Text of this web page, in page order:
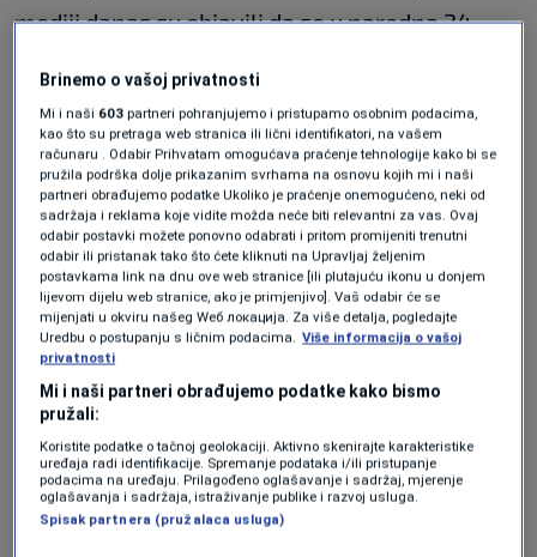
mediji danas su objavili da se u naredna 24
pregovorima za uspostavu primirja u Gazi.
Tenzije na Bliskom istoku izbile su tokom
ramazana nakon što su izraelske snage izvele
napade na vjernike u Al-Aksi. Dodatnu
eskalaciju tenzija izazvala je i odluka izraelskih
vlasti o deložacijama palestinskih porodica iz
kvarta Sheikh Jarrah.
Palestinsko Ministarstvo zdravstva u Gazi
saopćilo je da je u izraelskim napadima od 10.
maja do sada život izgubilo najmanje 230
Brinemo o vašoj privatnosti
Mi i naši 603 partneri pohranjujemo i pristupamo osobnim podacima,
kao što su pretraga web stranica ili lični identifikatori, na vašem
računaru . Odabir Prihvatam omogućava praćenje tehnologije kako bi se
pružila podrška dolje prikazanim svrhama na osnovu kojih mi i naši
partneri obrađujemo podatke Ukoliko je praćenje onemogućeno, neki od
sadržaja i reklama koje vidite možda neće biti relevantni za vas. Ovaj
odabir postavki možete ponovno odabrati i pritom promijeniti trenutni
odabir ili pristanak tako što ćete kliknuti na Upravljaj željenim
postavkama link na dnu ove web stranice [ili plutajuću ikonu u donjem
lijevom dijelu web stranice, ako je primjenjivo]. Vaš odabir će se
mijenjati u okviru našeg Wеб локација. Za više detalja, pogledajte
Uredbu o postupanju s ličnim podacima. Više informacija o vašoj
privatnosti
Mi i naši partneri obrađujemo podatke kako bismo
pružali:
Koristite podatke o tačnoj geolokaciji. Aktivno skenirajte karakteristike
uređaja radi identifikacije. Spremanje podataka i/ili pristupanje
podacima na uređaju. Prilagođeno oglašavanje i sadržaj, mjerenje
oglašavanja i sadržaja, istraživanje publike i razvoj usluga.
Spisak partnera (pružalaca usluga)